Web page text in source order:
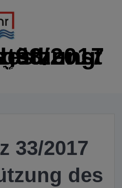
Inhalt
des Rettungsdienst
33/2017
des